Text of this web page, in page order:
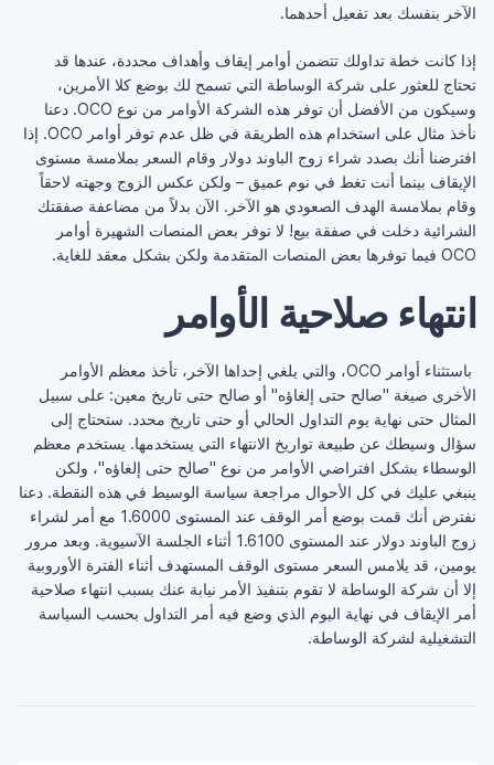
الآخر بنفسك بعد تفعيل أحدهما.‏
إذا كانت خطة تداولك تتضمن أوامر إيقاف وأهداف ‏محددة، عندها قد
تحتاج للعثور على شركة الوساطة التي ‏تسمح لك بوضع كلا الأمرين،
وسيكون من الأفضل أن توفر ‏هذه الشركة الأوامر من نوع ‏OCO‏. دعنا
نأخذ مثال على ‏استخدام هذه الطريقة في ظل عدم توفر أوامر ‏OCO‏. إذا
‏افترضنا أنك بصدد شراء زوج الباوند دولار وقام السعر ‏بملامسة مستوى
الإيقاف بينما أنت تغط في نوم عميق – ولكن ‏عكس الزوج وجهته لاحقاً
وقام بملامسة الهدف الصعودي هو ‏الآخر. الآن بدلاً من مضاعفة صفقتك
الشرائية دخلت في ‏صفقة بيع! لا توفر بعض المنصات الشهيرة أوامر
انتهاء صلاحية الأوامر
‏ باستثناء أوامر ‏OCO، والتي يلغي إحداها الآخر، تأخذ ‏معظم الأوامر
الأخرى صيغة "صالح حتى إلغاؤه" أو صالح ‏حتى تاريخ معين: على سبيل
المثال حتى نهاية يوم التداول ‏الحالي أو حتى تاريخ محدد. ستحتاج إلى
سؤال وسيطك عن ‏طبيعة تواريخ الانتهاء التي يستخدمها. يستخدم معظم
الوسطاء ‏بشكل افتراضي الأوامر من نوع "صالح حتى إلغاؤه"، ولكن
‏ينبغي عليك في كل الأحوال مراجعة سياسة الوسيط في هذه ‏النقطة. دعنا
نفترض أنك قمت بوضع أمر الوقف عند ‏المستوى 1.6000 مع أمر لشراء
زوج الباوند دولار عند ‏المستوى 1.6100 أثناء الجلسة الآسيوية. وبعد مرور
يومين، ‏قد يلامس السعر مستوى الوقف المستهدف أثناء الفترة ‏الأوروبية
إلا أن شركة الوساطة لا تقوم بتنفيذ الأمر نيابة ‏عنك بسبب انتهاء صلاحية
أمر الإيقاف في نهاية اليوم الذي ‏وضع فيه أمر التداول بحسب السياسة
التشغيلية لشركة ‏الوساطة. ‏